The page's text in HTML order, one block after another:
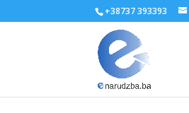
+38737 393393